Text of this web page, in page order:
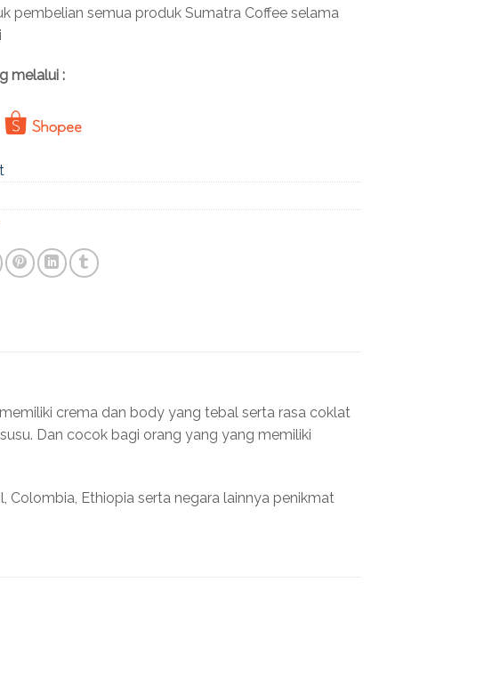
pembelian semua produk Sumatra Coffee selama
melalui :
crema dan body yang tebal serta rasa coklat
Dan cocok bagi orang yang yang memiliki
Colombia, Ethiopia serta negara lainnya penikmat